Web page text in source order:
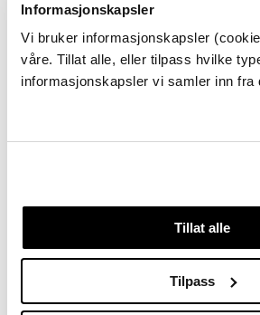
Informasjonskapsler
Vi bruker informasjonskapsler
våre. Tillat alle, eller tilpass hvilke
informasjonskapsler vi samler inn fra
Tillat alle
Tilpass
virkemidlene til et drama skaper
og affektivt forhold til de faglige
kjenne på hvordan de skaper
tolkningsmuligheter i dramaet.
miming, men inkluderer
mer komplekse faglige elementer,
rom for lengre handlingsforløp, der
gjenskape og uttrykke faglige
i tid og rom. Samtid inneholder
element som kan understøtte det